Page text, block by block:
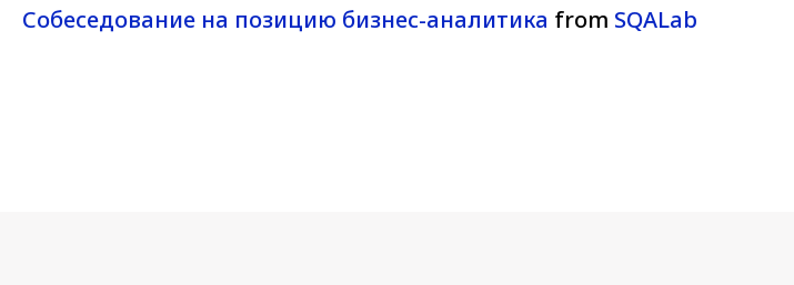
Собеседование на позицию бизнес-аналитика from SQALab